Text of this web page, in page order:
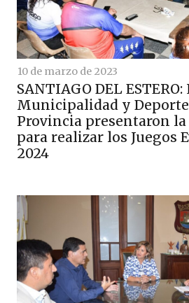
10 de marzo de 2023
SANTIAGO DEL ESTERO:
Municipalidad y
Provincia presentaron
para realizar los Juegos
2024